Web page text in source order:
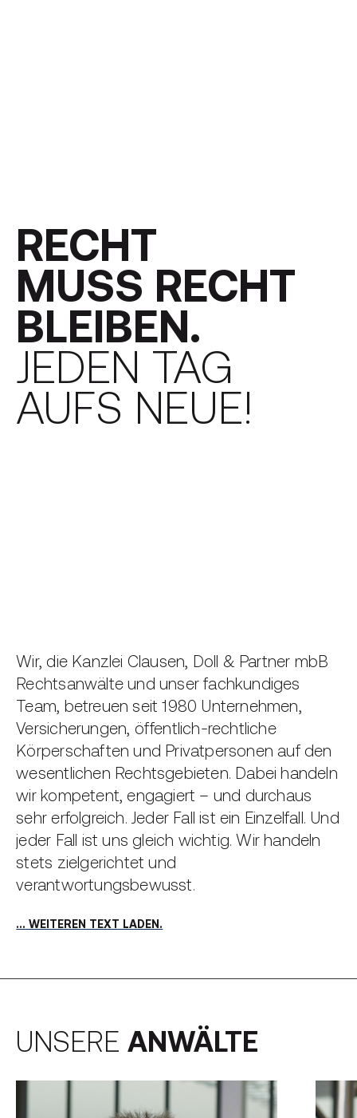
RECHT
MUSS RECHT
BLEIBEN.
JEDEN TAG
AUFS NEUE!
Wir, die Kanzlei Clausen, Doll & Partner mbB
Rechtsanwälte und unser fachkundiges
Team, betreuen seit 1980 Unternehmen,
Versicherungen, öffentlich-rechtliche
Körperschaften und Privatpersonen auf den
wesentlichen Rechtsgebieten. Dabei handeln
wir kompetent, engagiert – und durchaus
sehr erfolgreich. Jeder Fall ist ein Einzelfall. Und
jeder Fall ist uns gleich wichtig. Wir handeln
stets zielgerichtet und
verantwortungsbewusst.
Umfassende Beratung steht an erster Stelle.
auch alle Fragen rund um die eventuelle
Kostenübernahme durch eine
Rechtsschutzversicherung.
Grundsätzlich ist es unser Ziel, Konflikte so
… WEITEREN TEXT LADEN.
UNSERE ANWÄLTE